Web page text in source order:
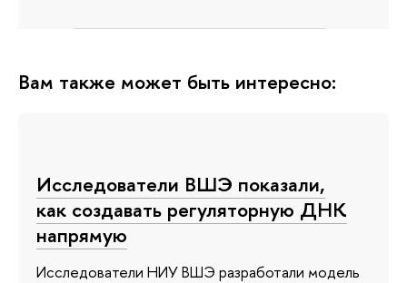
Вам также может быть интересно:
Исследователи ВШЭ показали,
как создавать регуляторную ДНК
напрямую
Исследователи НИУ ВШЭ разработали модель